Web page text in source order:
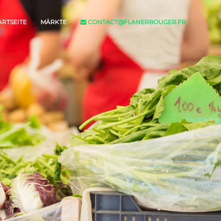
MÄRKTE CONTACT@FLANERBOUGER.FR